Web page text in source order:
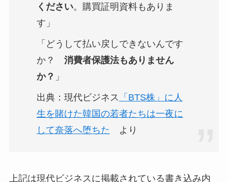
ください。購買証明資料もありま
す」
「どうして払い戻しできないんです
か？ 消費者保護法もありません
か？ 」
出典：現代ビジネス
「BTS株」に人
生を賭けた韓国の若者たちは一夜に
して奈落へ堕ちた より
上記は現代ビジネスに掲載されている書き込み内